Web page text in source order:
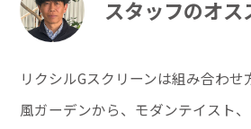
スタッフのオス
リクシルGスクリーンは組み合わ
風ガーデンから、モダンテイスト